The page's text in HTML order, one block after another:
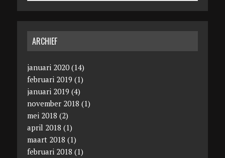
ARCHIEF
januari 2020(14)
februari 2019 (1)
januari 2019 (4)
november 2018 (1)
mei 2018 (2)
april 2018 (1)
maart 2018 (1)
februari 2018 (1)